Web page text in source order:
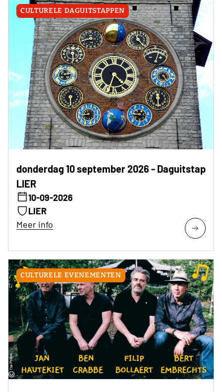
CULTURELE DAGUITSTAPPEN
donderdag 10 september 2026 - Daguitstap
LIER
10-09-2026
LIER
Meer info
CULTURELE EVENEMENTEN